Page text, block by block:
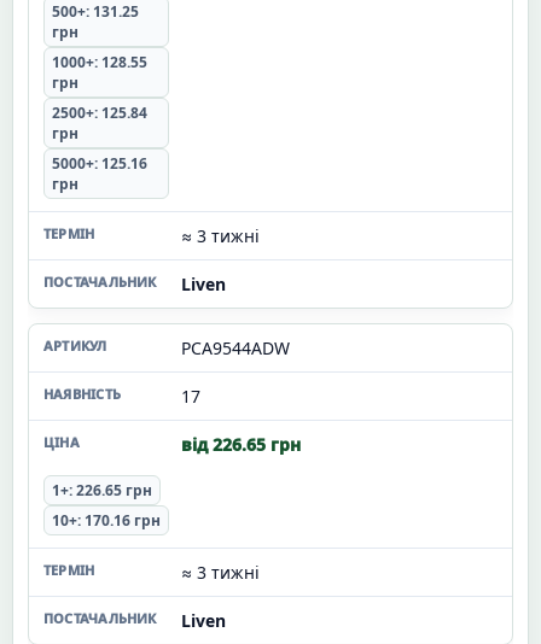
500+: 131.25
грн
1000+: 128.55
грн
2500+: 125.84
грн
5000+: 125.16
грн
≈ 3 тижні
Liven
PCA9544ADW
17
від 226.65 грн
1+: 226.65 грн
10+: 170.16 грн
≈ 3 тижні
Liven